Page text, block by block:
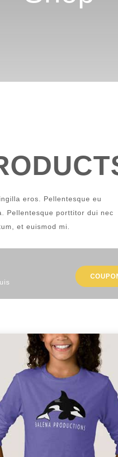
eros. Pellentesque eu
Pellentesque porttitor dui nec
et euismod mi.